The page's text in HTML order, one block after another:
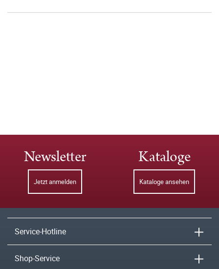
Newsletter
Jetzt anmelden
Kataloge
Kataloge ansehen
Service-Hotline
Shop-Service